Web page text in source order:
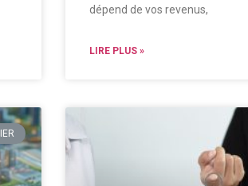
dépend de vos revenus,
LIRE PLUS »